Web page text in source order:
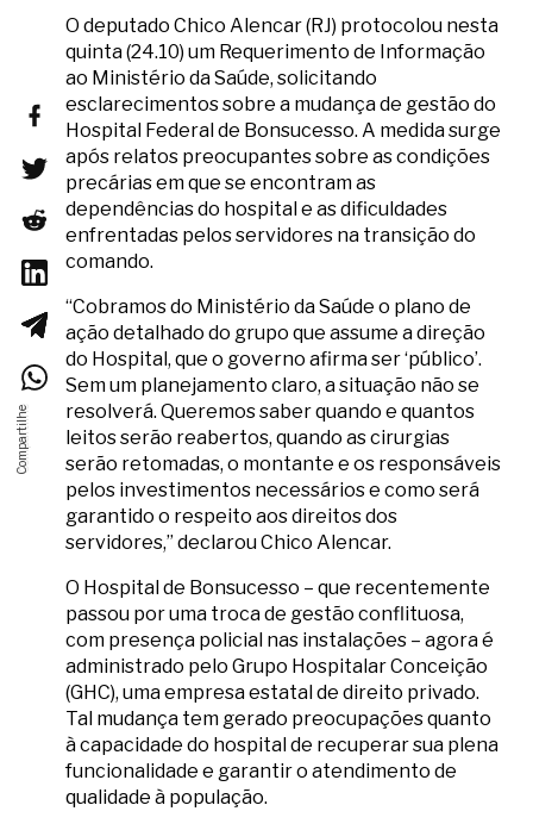
O deputado Chico Alencar (RJ) protocolou nesta
quinta (24.10) um Requerimento de Informação
ao Ministério da Saúde, solicitando
esclarecimentos sobre a mudança de gestão do
Hospital Federal de Bonsucesso. A medida surge
após relatos preocupantes sobre as condições
precárias em que se encontram as
dependências do hospital e as dificuldades
enfrentadas pelos servidores na transição do
comando.
“Cobramos do Ministério da Saúde o plano de
ação detalhado do grupo que assume a direção
do Hospital, que o governo afirma ser ‘público’.
Sem um planejamento claro, a situação não se
resolverá. Queremos saber quando e quantos
leitos serão reabertos, quando as cirurgias
serão retomadas, o montante e os responsáveis
pelos investimentos necessários e como será
garantido o respeito aos direitos dos
servidores,” declarou Chico Alencar.
O Hospital de Bonsucesso – que recentemente
passou por uma troca de gestão conflituosa,
com presença policial nas instalações – agora é
administrado pelo Grupo Hospitalar Conceição
(GHC), uma empresa estatal de direito privado.
Tal mudança tem gerado preocupações quanto
à capacidade do hospital de recuperar sua plena
funcionalidade e garantir o atendimento de
qualidade à população.